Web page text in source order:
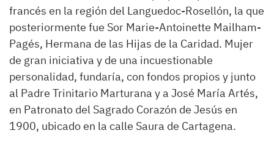
francés en la región del Languedoc-Rosellón, la que
posteriormente fue Sor Marie-Antoinette Mailham-
Pagés, Hermana de las Hijas de la Caridad. Mujer
de gran iniciativa y de una incuestionable
personalidad, fundaría, con fondos propios y junto
al Padre Trinitario Marturana y a José María Artés,
en Patronato del Sagrado Corazón de Jesús en
1900, ubicado en la calle Saura de Cartagena.